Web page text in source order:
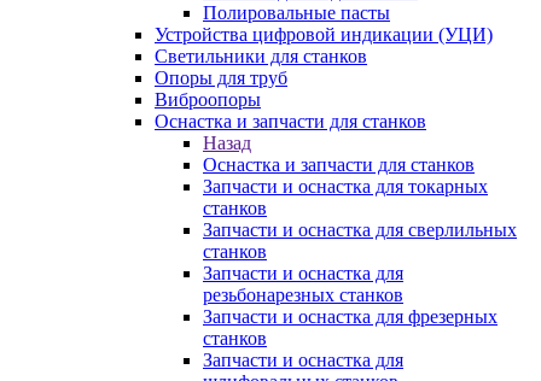
Полировальные пасты
Устройства цифровой индикации (УЦИ)
Светильники для станков
Опоры для труб
Виброопоры
Оснастка и запчасти для станков
Назад
Оснастка и запчасти для станков
Запчасти и оснастка для токарных
станков
Запчасти и оснастка для сверлильных
станков
Запчасти и оснастка для
резьбонарезных станков
Запчасти и оснастка для фрезерных
станков
Запчасти и оснастка для